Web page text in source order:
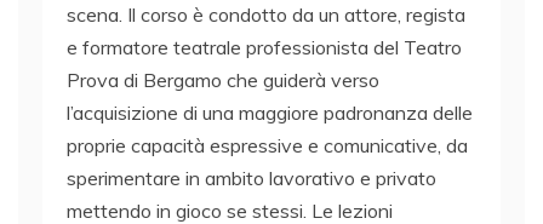
scena. Il corso è condotto da un attore, regista
e formatore teatrale professionista del Teatro
Prova di Bergamo che guiderà verso
l’acquisizione di una maggiore padronanza delle
proprie capacità espressive e comunicative, da
sperimentare in ambito lavorativo e privato
mettendo in gioco se stessi. Le lezioni